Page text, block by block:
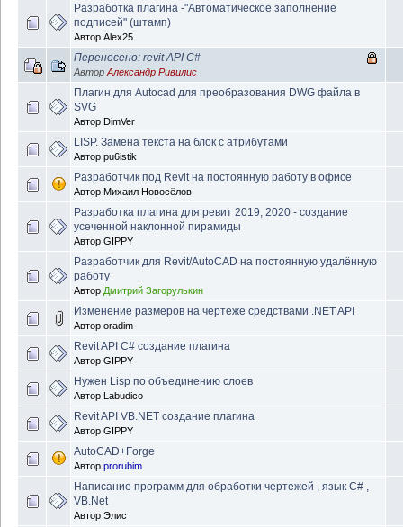
Разработка плагина -"Автоматическое заполнение
подписей" (штамп)
Автор Alex25
Перенесено: revit API C#
Автор Александр Ривилис
Плагин для Autocad для преобразования DWG файла в
SVG
Автор DimVer
LISP. Замена текста на блок с атрибутами
Автор pu6istik
Разработчик под Revit на постоянную работу в офисе
Автор Михаил Новосёлов
Разработка плагина для ревит 2019, 2020 - создание
усеченной наклонной пирамиды
Автор GIPPY
Разработчик для Revit/AutoCAD на постоянную удалённую
работу
Автор Дмитрий Загорулькин
Изменение размеров на чертеже средствами .NET API
Автор oradim
Revit API C# создание плагина
Автор GIPPY
Нужен Lisp по объединению слоев
Автор Labudico
Revit API VB.NET создание плагина
Автор GIPPY
AutoCAD+Forge
Автор prorubim
Написание программ для обработки чертежей , язык C# ,
VB.Net
Автор Элис